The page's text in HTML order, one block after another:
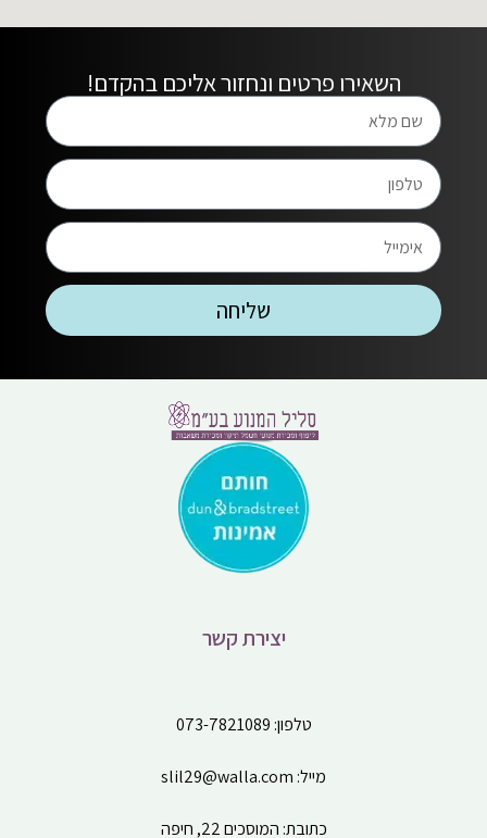
השאירו פרטים ונחזור אליכם בהקדם!
שליחה
יצירת קשר
טלפון: 073-7821089
מייל: slil29@walla.com
כתובת: המוסכים 22, חיפה